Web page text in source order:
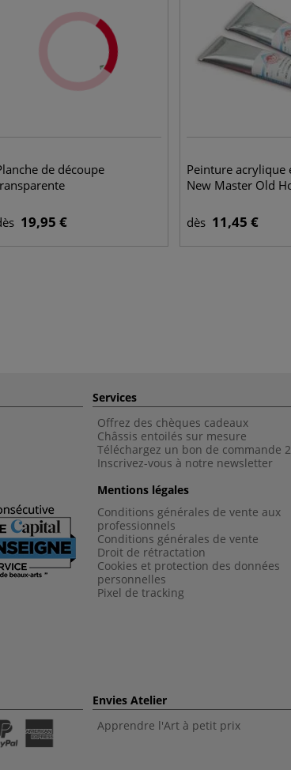
de découpe
19,95 €
Peinture acrylique
New Master Old
dès 11,45 €
Services
Offrez des chèques cadeaux
Châssis entoilés sur mesure
Téléchargez un bon de commande
Inscrivez-vous à notre newsletter
Mentions légales
Conditions générales de vente aux
professionnels
Conditions générales de vente
Droit de rétractation
Cookies et protection des données
personnelles
Pixel de tracking
Envies Atelier
Apprendre l'Art à petit prix